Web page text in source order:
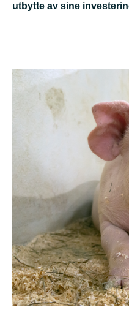
Lanka
utbytte av sine